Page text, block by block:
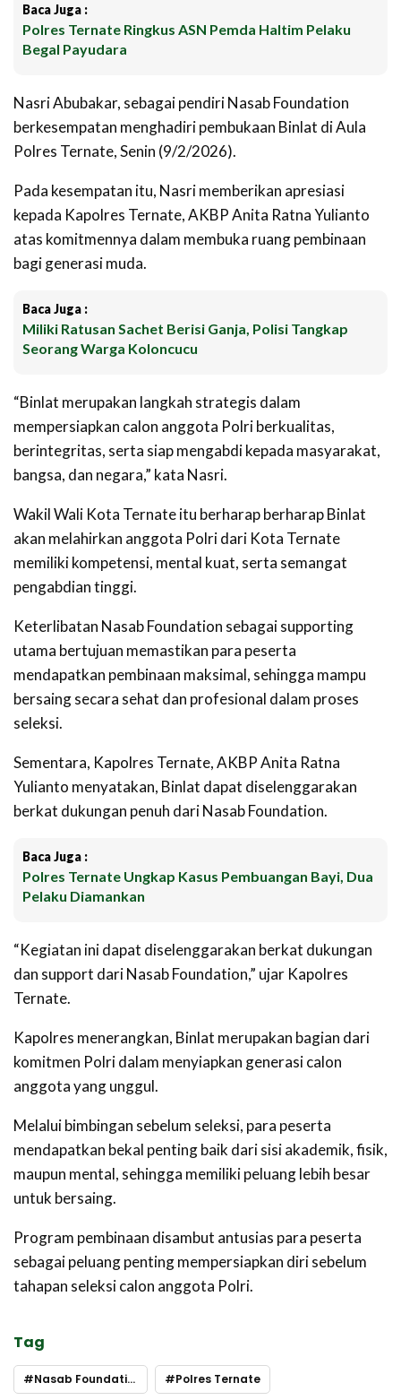
Baca Juga :
Polres Ternate Ringkus ASN Pemda Haltim Pelaku
Begal Payudara
Nasri Abubakar, sebagai pendiri Nasab Foundation
berkesempatan menghadiri pembukaan Binlat di Aula
Polres Ternate, Senin (9/2/2026).
Pada kesempatan itu, Nasri memberikan apresiasi
kepada Kapolres Ternate, AKBP Anita Ratna Yulianto
atas komitmennya dalam membuka ruang pembinaan
bagi generasi muda.
Baca Juga :
Miliki Ratusan Sachet Berisi Ganja, Polisi Tangkap
Seorang Warga Koloncucu
“Binlat merupakan langkah strategis dalam
mempersiapkan calon anggota Polri berkualitas,
berintegritas, serta siap mengabdi kepada masyarakat,
bangsa, dan negara,” kata Nasri.
Wakil Wali Kota Ternate itu berharap berharap Binlat
akan melahirkan anggota Polri dari Kota Ternate
memiliki kompetensi, mental kuat, serta semangat
pengabdian tinggi.
Keterlibatan Nasab Foundation sebagai supporting
utama bertujuan memastikan para peserta
mendapatkan pembinaan maksimal, sehingga mampu
bersaing secara sehat dan profesional dalam proses
seleksi.
Sementara, Kapolres Ternate, AKBP Anita Ratna
Yulianto menyatakan, Binlat dapat diselenggarakan
berkat dukungan penuh dari Nasab Foundation.
Baca Juga :
Polres Ternate Ungkap Kasus Pembuangan Bayi, Dua
Pelaku Diamankan
“Kegiatan ini dapat diselenggarakan berkat dukungan
dan support dari Nasab Foundation,” ujar Kapolres
Ternate.
Kapolres menerangkan, Binlat merupakan bagian dari
komitmen Polri dalam menyiapkan generasi calon
anggota yang unggul.
Melalui bimbingan sebelum seleksi, para peserta
mendapatkan bekal penting baik dari sisi akademik, fisik,
maupun mental, sehingga memiliki peluang lebih besar
untuk bersaing.
Program pembinaan disambut antusias para peserta
sebagai peluang penting mempersiapkan diri sebelum
tahapan seleksi calon anggota Polri.
Tag
Nasab Foundation Polres Ternate